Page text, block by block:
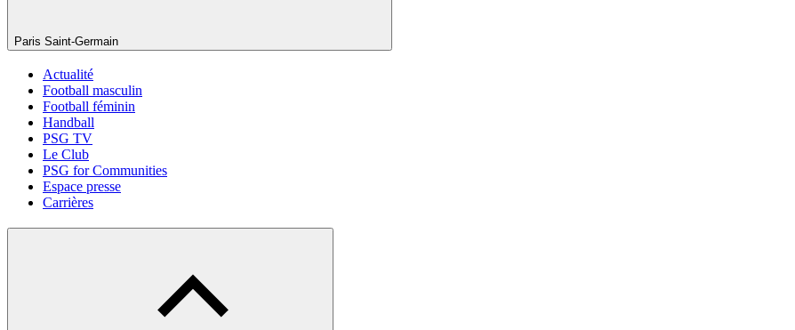
Paris Saint-Germain
Actualité
Football masculin
Football féminin
Handball
PSG TV
Le Club
PSG for Communities
Espace presse
Carrières